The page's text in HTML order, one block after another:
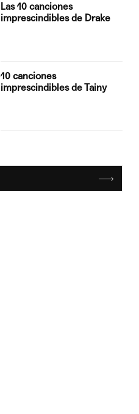
Las 10 canciones
imprescindibles de Drake
10 canciones
imprescindibles de Tainy